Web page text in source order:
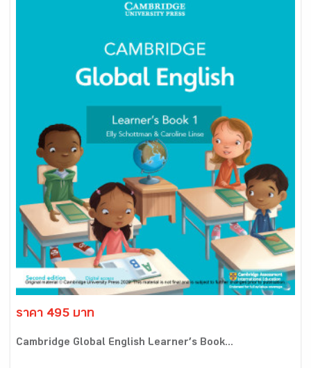
ราคา 495 บาท
Cambridge Global English Learner’s Book...